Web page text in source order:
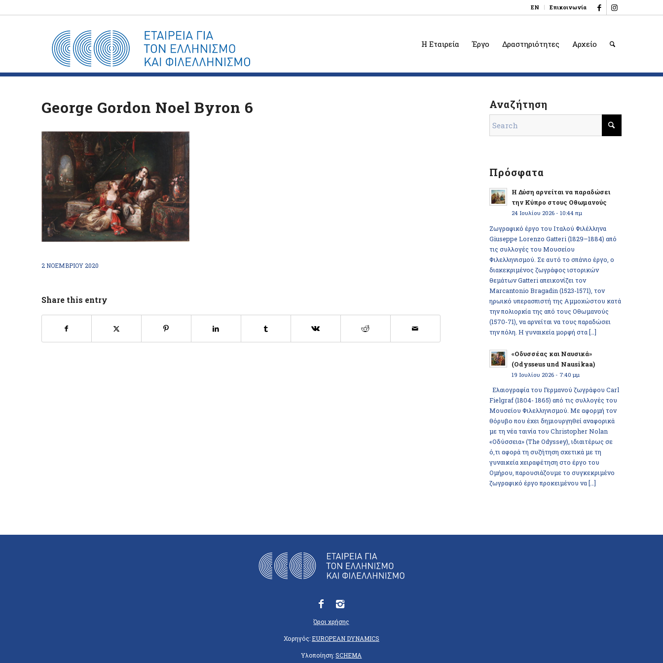
EN Επικοινωνία
Η Εταιρεία Έργο Δραστηριότητες Αρχείο
George Gordon Noel Byron 6
2 ΝΟΕΜΒΡΊΟΥ 2020
Share this entry
Αναζήτηση
Πρόσφατα
Η Δύση αρνείται να παραδώσει
την Κύπρο στους Οθωμανούς
24 Ιουλίου 2026 - 10:44 πμ
Ζωγραφικό έργο του Ιταλού Φιλέλληνα
Giuseppe Lorenzo Gatteri (1829–1884) από
τις συλλογές του Μουσείου
Φιλελληνισμού. Σε αυτό το σπάνιο έργο, ο
διακεκριμένος ζωγράφος ιστορικών
θεμάτων Gatteri απεικονίζει τον
Marcantonio Bragadin (1523-1571), τον
ηρωικό υπερασπιστή της Αμμοχώστου κατά
την πολιορκία της από τους Οθωμανούς
(1570-71), να αρνείται να τους παραδώσει
την πόλη. Η γυναικεία μορφή στα […]
«Οδυσσέας και Ναυσικά»
(Odysseus und Nausikaa)
19 Ιουλίου 2026 - 7:40 μμ
Ελαιογραφία του Γερμανού ζωγράφου Carl
Fielgraf (1804- 1865) από τις συλλογές του
Μουσείου Φιλελληνισμού. Με αφορμή τον
θόρυβο που έχει δημιουργηθεί αναφορικά
με τη νέα ταινία του Christopher Nolan
«Οδύσσεια» (The Odyssey), ιδιαιτέρως σε
ό,τι αφορά τη συζήτηση σχετικά με τη
γυναικεία χειραφέτηση στο έργο του
Ομήρου, παρουσιάζουμε το συγκεκριμένο
ζωγραφικό έργο προκειμένου να […]
Όροι χρήσης
Χορηγός:EUROPEAN DYNAMICS
Υλοποίηση:SCHEMA